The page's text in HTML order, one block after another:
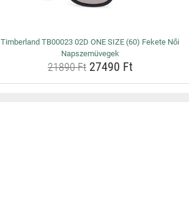
Timberland TB00023 02D ONE SIZE (60) Fekete Női
Napszemüvegek
21890 Ft27490 Ft